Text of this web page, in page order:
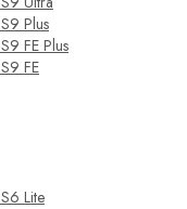
Plus
FE Plus
FE
Lite